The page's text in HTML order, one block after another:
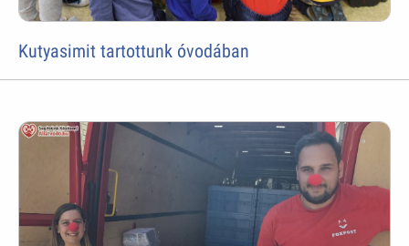
Kutyasimit tartottunk óvodában